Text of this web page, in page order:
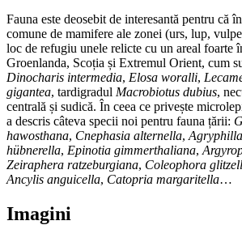
Fauna este deosebit de interesantă pentru că
comune de mamifere ale zonei (urs, lup,
loc de refugiu unele relicte cu un areal foarte
Groenlanda, Scoția și Extremul Orient, cum
Dinocharis intermedia, Elosa woralli,
gigantea, tardigradul Macrobiotus dubius,
centrală și sudică. În ceea ce privește
a descris câteva specii noi pentru fauna țării:
hawosthana, Cnephasia alternella,
hübnerella, Epinotia gimmerthaliana,
Zeiraphera ratzeburgiana, Coleophora
Ancylis anguicella, Catopria margaritella…
Imagini